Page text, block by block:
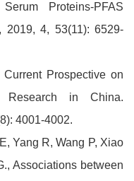
Proteins-PFAS
2019, 4, 53(11): 6529-
Prospective on
Research in China.
4001-4002.
Yang R, Wang P, Xiao
Associations between